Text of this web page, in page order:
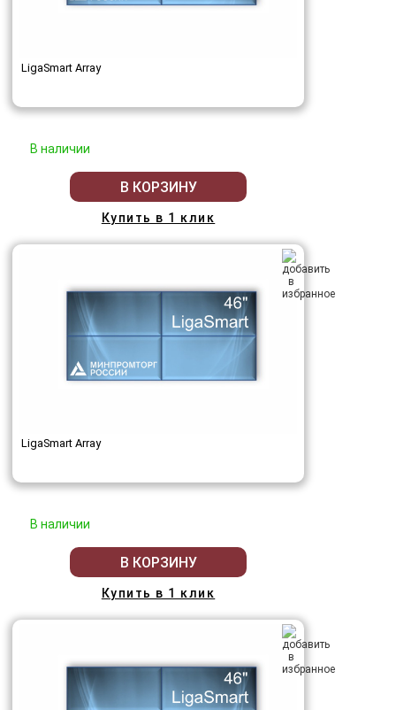
LigaSmart Array
В наличии
В КОРЗИНУ
Купить в 1 клик
LigaSmart Array
В наличии
В КОРЗИНУ
Купить в 1 клик